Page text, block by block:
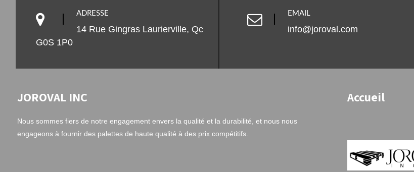
ADRESSE
14 Rue Gingras Laurierville, Qc
G0S 1P0
EMAIL
info@joroval.com
JOROVAL INC
Nous sommes fiers de notre engagement envers la qualité et la durabilité, et nous nous
engageons à fournir des palettes de haute qualité à des prix compétitifs.
Accueil